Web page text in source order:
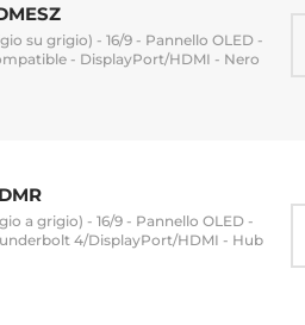
su grigio) - 16/9 - Pannello OLED -
- DisplayPort/HDMI - Nero
a grigio) - 16/9 - Pannello OLED -
4/DisplayPort/HDMI - Hub